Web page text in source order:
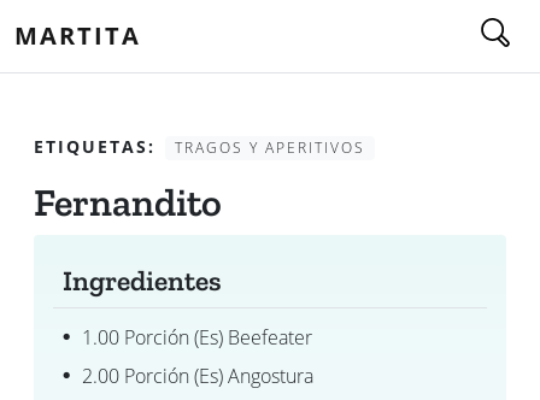
MARTITA
ETIQUETAS: TRAGOS Y APERITIVOS
Fernandito
Ingredientes
1.00 Porción (es) Beefeater
2.00 Porción (es) Angostura